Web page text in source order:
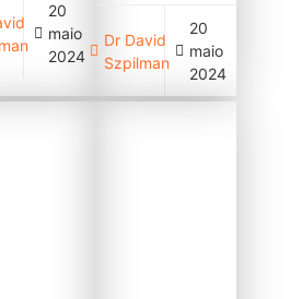
20
maio
2024
acima)
Dr David
Szpilman
20
maio
2024